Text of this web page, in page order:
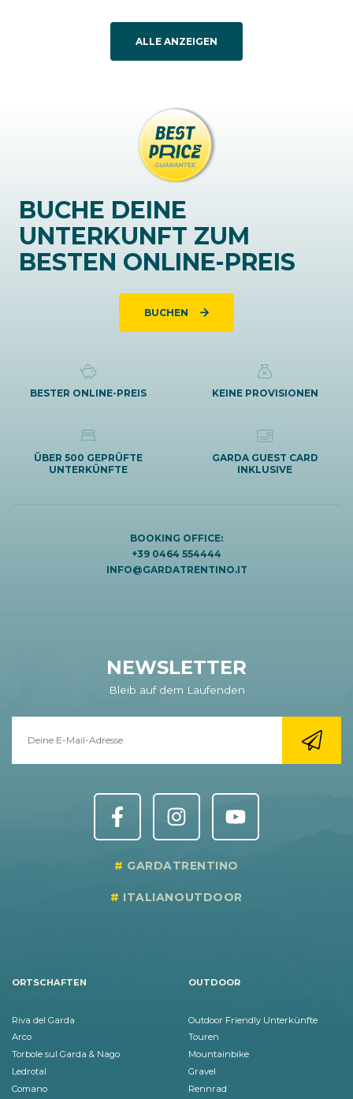
ALLE ANZEIGEN
BUCHE DEINE
UNTERKUNFT ZUM
BESTEN ONLINE-PREIS
BUCHEN
BESTER ONLINE-PREIS KEINE PROVISIONEN
ÜBER 500 GEPRÜFTE
UNTERKÜNFTE
GARDA GUEST CARD
INKLUSIVE
BOOKING OFFICE:
+39 0464 554444
INFO@GARDATRENTINO.IT
NEWSLETTER
Bleib auf dem Laufenden
GARDATRENTINO
ITALIANOUTDOOR
ORTSCHAFTEN
Riva del Garda
Arco
Torbole sul Garda & Nago
Ledrotal
Comano
OUTDOOR
Outdoor Friendly Unterkünfte
Touren
Mountainbike
Gravel
Rennrad